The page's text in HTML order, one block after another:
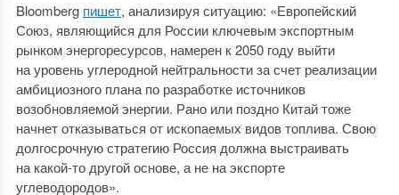
Bloomberg пишет, анализируя ситуацию: «Европейский
Союз, являющийся для России ключевым экспортным
рынком энергоресурсов, намерен к 2050 году выйти
на уровень углеродной нейтральности за счет реализации
амбициозного плана по разработке источников
возобновляемой энергии. Рано или поздно Китай тоже
начнет отказываться от ископаемых видов топлива. Свою
долгосрочную стратегию Россия должна выстраивать
на какой-то другой основе, а не на экспорте
углеводородов».